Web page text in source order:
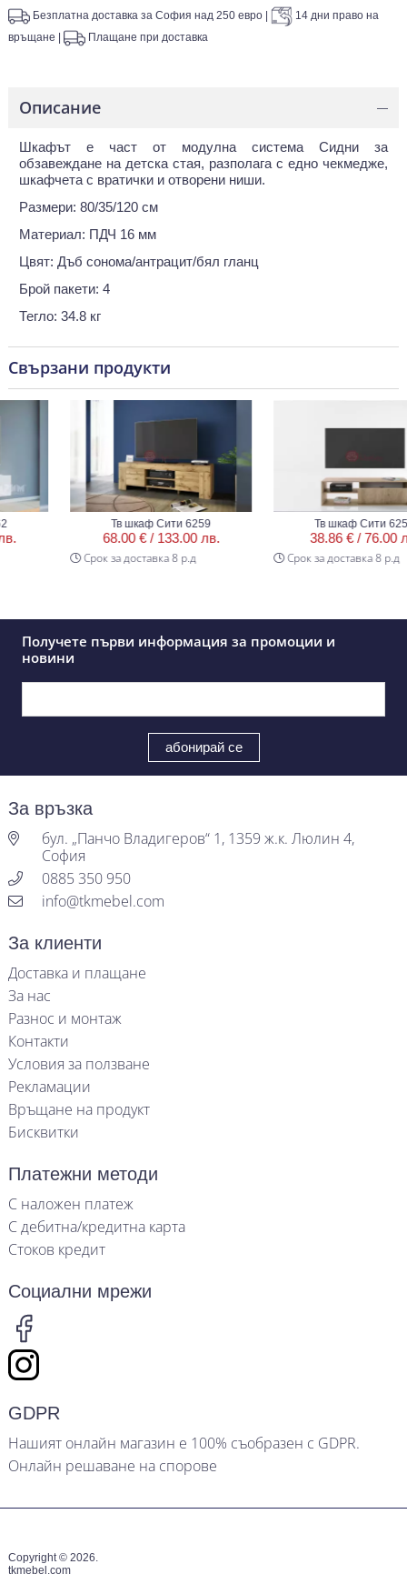
Безплатна доставка за София над 250 евро
14 дни право на
връщане
Плащане при доставка
Описание —
Шкафът е част от модулна система Сидни за
обзавеждане на детска стая, разполага с едно чекмедже,
шкафчета с вратички и отворени ниши.
Размери: 80/35/120 см
Материал: ПДЧ 16 мм
Цвят: Дъб сонома/антрацит/бял гланц
Брой пакети: 4
Тегло: 34.8 кг
Свързани продукти
Тв шкаф Сити 6259
68.00 € /133.00 лв.
Срок за доставка 8 р.д
Тв шкаф Сити 6253
38.86 € /76.00 лв.
Срок за доставка 8 р.д
Получете първи информация за промоции и
новини
За връзка
бул. „Панчо Владигеров“ 1, 1359 ж.к. Люлин 4,
София
0885 350 950
info@tkmebel.com
За клиенти
Доставка и плащане
За нас
Разнос и монтаж
Контакти
Условия за ползване
Рекламации
Връщане на продукт
Бисквитки
Платежни методи
С наложен платеж
С дебитна/кредитна карта
Стоков кредит
Социални мрежи
GDPR
Нашият онлайн магазин е 100% съобразен с GDPR.
Онлайн решаване на спорове
Copyright © 2026.
tkmebel.com